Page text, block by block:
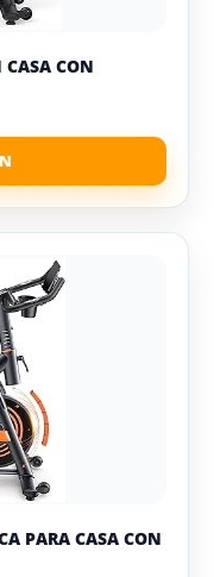
CASA CON
PARA CASA CON